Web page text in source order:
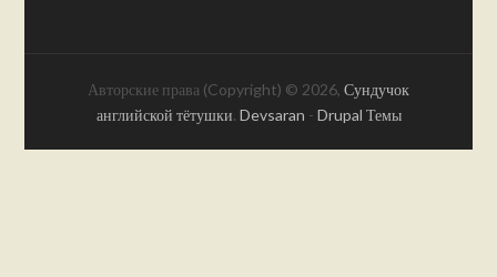
Авторские права (Copyright) © 2026, Сундучок
английской тётушки. Devsaran - Drupal Темы